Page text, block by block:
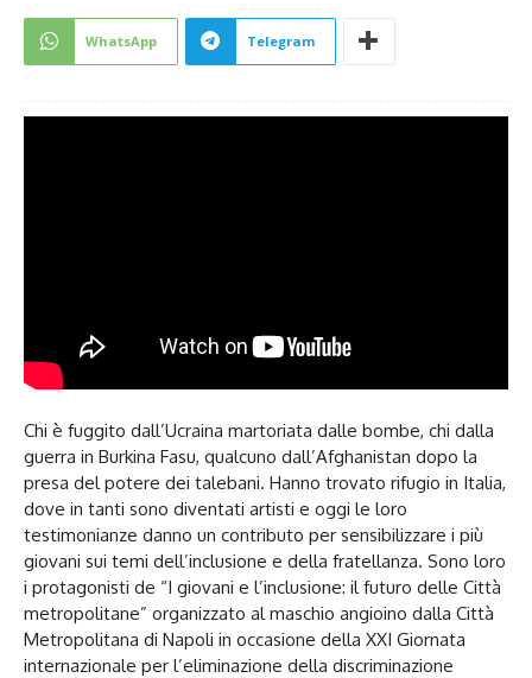
WhatsApp Telegram
Chi è fuggito dall’Ucraina martoriata dalle bombe, chi dalla
guerra in Burkina Fasu, qualcuno dall’Afghanistan dopo la
presa del potere dei talebani. Hanno trovato rifugio in Italia,
dove in tanti sono diventati artisti e oggi le loro
testimonianze danno un contributo per sensibilizzare i più
giovani sui temi dell’inclusione e della fratellanza. Sono loro
i protagonisti de “I giovani e l’inclusione: il futuro delle Città
metropolitane” organizzato al maschio angioino dalla Città
Metropolitana di Napoli in occasione della XXI Giornata
internazionale per l’eliminazione della discriminazione